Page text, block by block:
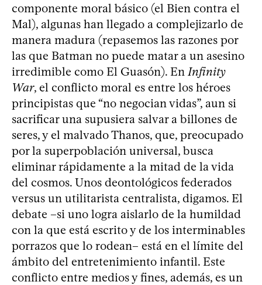
componente moral básico (el Bien contra el
Mal), algunas han llegado a complejizarlo de
manera madura (repasemos las razones por
las que Batman no puede matar a un asesino
irredimible como El Guasón). EnInfinity
War, el conflicto moral es entre los héroes
principistas que “no negocian vidas”, aun si
sacrificar una supusiera salvar a billones de
seres, y el malvado Thanos, que, preocupado
por la superpoblación universal, busca
eliminar rápidamente a la mitad de la vida
del cosmos. Unos deontológicos federados
versus un utilitarista centralista, digamos. El
debate –si uno logra aislarlo de la humildad
con la que está escrito y de los interminables
porrazos que lo rodean– está en el límite del
ámbito del entretenimiento infantil. Este
conflicto entre medios y fines, además, es un